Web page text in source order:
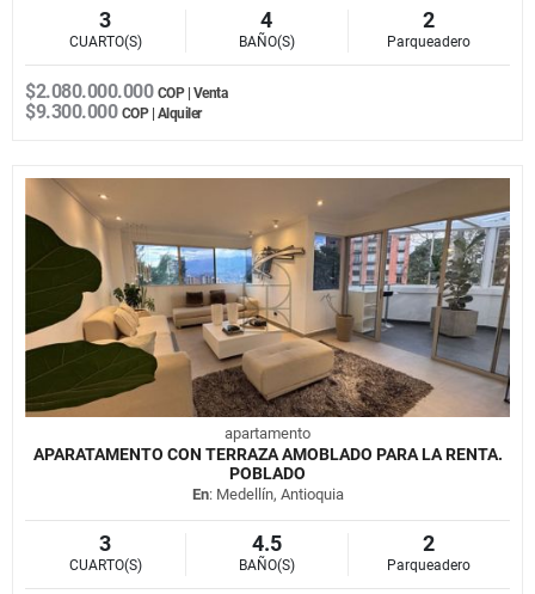
3
CUARTO(S)
4
BAÑO(S)
2
Parqueadero
$2.080.000.000 COP | Venta
$9.300.000 COP | Alquiler
apartamento
APARATAMENTO CON TERRAZA AMOBLADO PARA LA RENTA.
POBLADO
En: Medellín, Antioquia
3
CUARTO(S)
4.5
BAÑO(S)
2
Parqueadero